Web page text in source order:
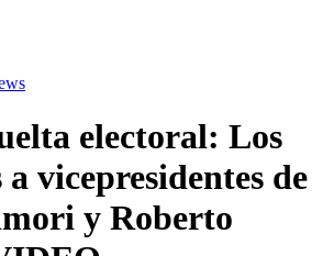
electoral: Los
vicepresidentes de
y Roberto